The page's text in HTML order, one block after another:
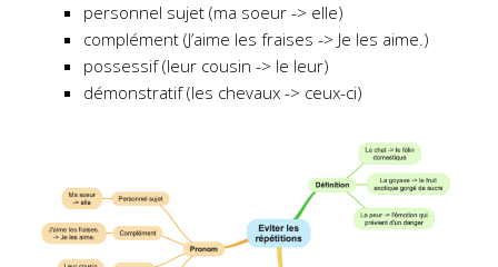
personnel sujet (ma soeur -> elle)
complément (J’aime les fraises -> Je les aime.)
possessif (leur cousin -> le leur)
démonstratif (les chevaux -> ceux-ci)